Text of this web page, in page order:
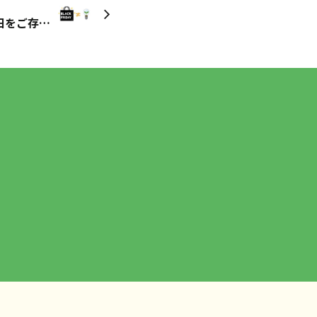
グリーンフライデーという日をご存じですか？